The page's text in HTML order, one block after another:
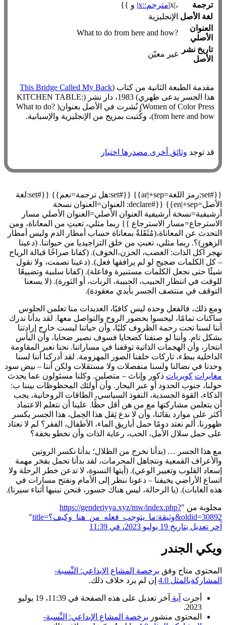
ترجمة ،|x| مترجم::x | و }}
لغة الأصل الإنجليزية
العنوان
الأصلي
?What to do from here and how
تاريخ نشر
الأصل
غير معيّن
مقدمة الطبعة الثانية من كتاب (This Bridge Called My Back
هذا الجسر يدعى ظهري) 1983، دار نشر (KITCHEN TABLE:
Women of Color Press) نُشرت في الأصل بعنوان( ?What to do
from here and how)، وكُتبت بمزيج من الإنجليزية والإسبانية.
قد توجد وثائق أخرى مصدرها اختيار
{{#set:رمز اللغة=ar|+sep}} {{#set:هل ترجمة=نعم}} {{#set:لغة
الأصل=en|+sep}} {{#declare: العنوان=العنوان نسخة
أرشيفية=نسخة أرشيفية العنوان الأصلي=العنوان الأصلي مسار
الاسترجاع=مسار الاسترجاع }} ربما مثلي، تعبتِ من المعاناة، ومن
التحدث عن المعاناة،(مُثَقَلةٌ بمعاناة حساب أمطار الدم وليس أمطار
الزهور)؟. ربما مثلي، تعبتِ من خلق التراجيديا من حيواتنا. (دعينا
نهجر آكل الذات: الغضب، الحزن،الخوف). (كفانا صراخًا قبالة الرياح
– كل الكلمات ضجيج لو لم يرافقها فعل). (دعينا نصمت، ولا نقول
شيئًا حتى نجعل الكلمات مستنيرة وفاعلة). (كفانا سلبية وتضييعًا
للوقت في انتظار الحبيب، الحبيبة، الربات، أو الثورة). (لا يسعنا
التوقف في منتصف الجسر بأيدي معقودة).
ومع ذلك، فالفعل وحده ليس كافيًا، العديدات منا تعلمن الجلوس
ساكنات تمامًا، ليحسوا بحضور الروح والتواصل معها. لقد بدأنا ندرك
أننا لسنا تحت رحمة الظروف كليًا، وأن حياتنا ليست خارج إرادتنا
بشكل تام. وأننا لو صنفنا كضحايا فسوف نصير ضحايا، وأن اليأس
انتحار، وأن الهجمات الذاتية توقفنا في مساراتنا. نحنا نعبر المقاومة
الداخلية ببطء، تاركات خلفنا الصور المهزومة. لقد أدركنا أننا لسنا
وحدنا في نضالنا ولسنا منفصلات ولا مستقلات ولكن أننا – بيض سود
مغايرات كويريات ذكور وإناث – متصلين. وكلنا مسئولون عما يحدث
حولنا، جنوب الحدود أو عبر البحار. وأن أولئك المحظوظات بيننا ب:
الذكاء، القوة الجسدية، النفوذ السياسي، الطاقات الروحانية، يجب
أن يتعلمن مشاركتها مع من هن أقل حظًا. علينا أن نتعلم الاعتماد
أكثر على موارد بقائنا، وأن لا ندع ثِقل هذا الحِمل، هذا الجسر يكسر
ظهورنا. ألم نعتد دومًا حمل أباريق الماء، الأطفال، الفقر؟ لم لا نعتاد
على حمل سلال الأمل، الحب، رعاية الذات وأن نخطو بخفة؟
مع هذا الجسر … (بدأنا نخرج من الظلال؛ بدأنا نكسر الروتين
والأعراف القمعية ونتجاهل المحرمات، لقد بدأنا نحمل بفخر مهمة
إسعاد القلوب وتغيير الوعي). (أيتها النسوة، لا تدعن خطر الرحلة ولا
اتساع الأراضي يخيفنا – دعونا ننظر إلى الأمام ونفتح مسارات في
هذه الغابات). (يا الرحالة، ليس هناك جسور، فنحن نبنيها أثناء سيرنا).
مجلوبة من "https://genderiyya.xyz/mw/index.php?
title=وثيقة:ما_يتوجب_فعله_من_هنا_وكيف؟&oldid=30892
"
آخر تعديل بتاريخ 19 يوليو 2023، في 11:39
ويكي الجندر
المحتوى متاح وفق برخصة المشاع الإبداعي: النِّسبة-
المشاركةبالمثل 4.0
إن لم يرد خلاف ذلك.
أجرت آية
آخر تعديل على هذه الصفحة في 11:39، 19 يوليو
2023.
المحتوى منشور برخصة المشاع الإبداعي: النِّسبة-